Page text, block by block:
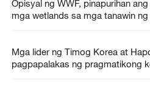
Opisyal ng WWF, pinapurihan
mga wetlands sa mga tanawin
Mga lider ng Timog Korea at
pagpapalakas ng pragmatikong